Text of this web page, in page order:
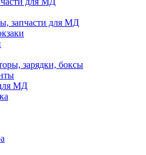
запчасти для МД
зарядки, боксы
МД